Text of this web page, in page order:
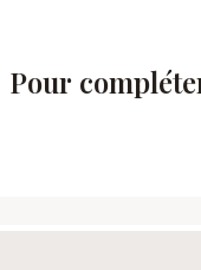
Pour